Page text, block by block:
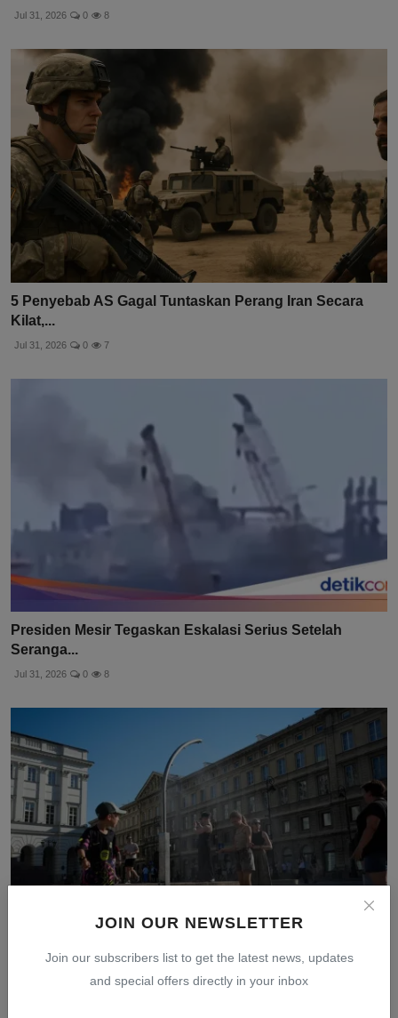
JOIN OUR NEWSLETTER
Join our subscribers list to get the latest news, updates
and special offers directly in your inbox
Jul 31, 2026 0 8
5 Penyebab AS Gagal Tuntaskan Perang Iran Secara
Kilat,...
Jul 31, 2026 0 7
Presiden Mesir Tegaskan Eskalasi Serius Setelah
Seranga...
Jul 31, 2026 0 8
Panas Ekstrem di Eropa Naik ke Level Merah: Negara-